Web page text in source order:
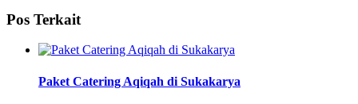
Pos Terkait
Paket Catering Aqiqah di Sukakarya